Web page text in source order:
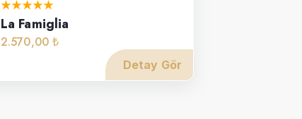
La Famiglia
2.570,00 ₺
Detay Gör